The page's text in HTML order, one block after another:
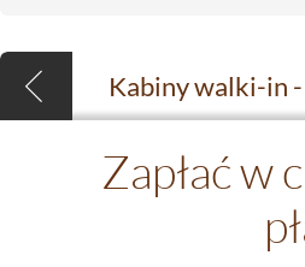
Zapłać w